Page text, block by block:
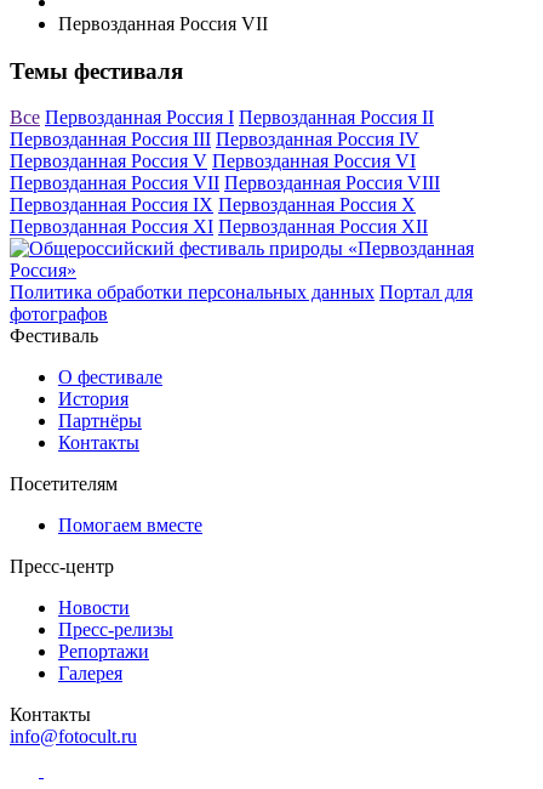
Первозданная Россия VII
Темы фестиваля
Все Первозданная Россия I Первозданная Россия II
Первозданная Россия III Первозданная Россия IV
Первозданная Россия V Первозданная Россия VI
Первозданная Россия VII Первозданная Россия VIII
Первозданная Россия IX Первозданная Россия X
Первозданная Россия XI Первозданная Россия XII
Политика обработки персональных данных Портал для
фотографов
Фестиваль
О фестивале
История
Партнёры
Контакты
Посетителям
Помогаем вместе
Пресс-центр
Новости
Пресс-релизы
Репортажи
Галерея
Контакты
info@fotocult.ru